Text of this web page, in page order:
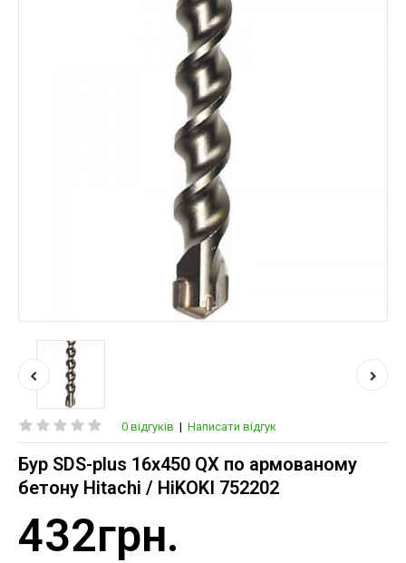
0 відгуків | Написати відгук
Бур SDS-plus 16х450 QX по армованому
бетону Hitachi / HiKOKI 752202
432грн.